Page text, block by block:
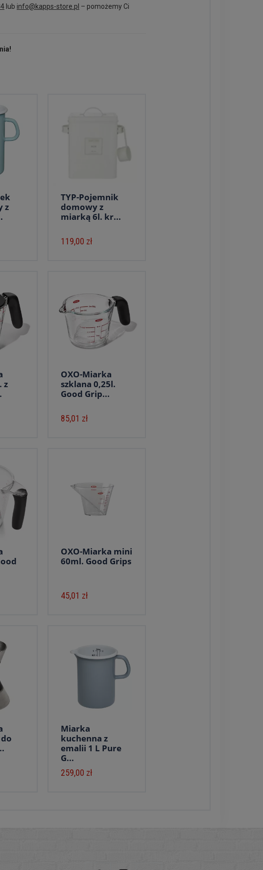
lub info@kapps-store.pl – pomożemy Ci
z
TYP-Pojemnik
domowy z
miarką 6l. kr...
119,00 zł
z
OXO-Miarka
szklana 0,25l.
Good Grip...
85,01 zł
OXO-Miarka mini
60ml. Good Grips
45,01 zł
Miarka
kuchenna z
emalii 1 L Pure
G...
259,00 zł